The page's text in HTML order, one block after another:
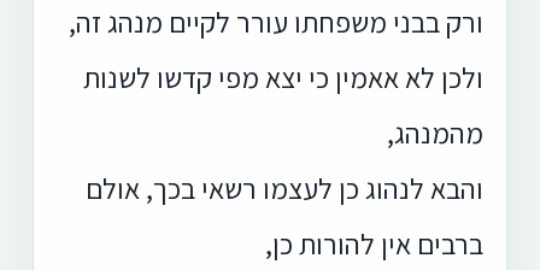
ורק בבני משפחתו עורר לקיים מנהג זה,
ולכן לא אאמין כי יצא מפי קדשו לשנות
מהמנהג,
והבא לנהוג כן לעצמו רשאי בכך, אולם
ברבים אין להורות כן,